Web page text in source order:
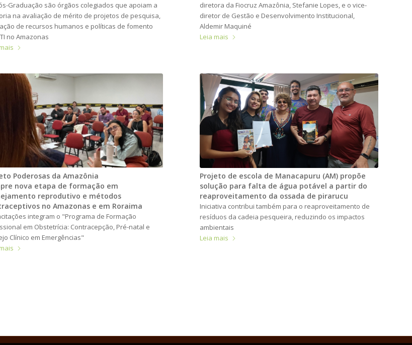
Graduação são órgãos colegiados que apoiam a
na avaliação de mérito de projetos de pesquisa,
de recursos humanos e políticas de fomento
no Amazonas
diretora da Fiocruz Amazônia, Stefanie Lopes, e o vice-
diretor de Gestão e Desenvolvimento Institucional,
Aldemir Maquiné
Leia mais
Poderosas da Amazônia
nova etapa de formação em
reprodutivo e métodos
no Amazonas e em Roraima
integram o "Programa de Formação
em Obstetrícia: Contracepção, Pré-natal e
Clínico em Emergências"
Projeto de escola de Manacapuru (AM) propõe
solução para falta de água potável a partir do
reaproveitamento da ossada de pirarucu
Iniciativa contribui também para o reaproveitamento de
resíduos da cadeia pesqueira, reduzindo os impactos
ambientais
Leia mais